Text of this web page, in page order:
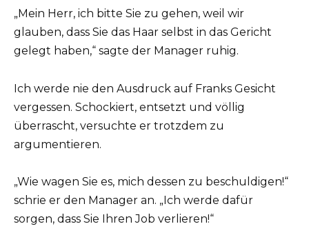
„Mein Herr, ich bitte Sie zu gehen, weil wir
glauben, dass Sie das Haar selbst in das Gericht
gelegt haben,“ sagte der Manager ruhig.
Ich werde nie den Ausdruck auf Franks Gesicht
vergessen. Schockiert, entsetzt und völlig
überrascht, versuchte er trotzdem zu
argumentieren.
„Wie wagen Sie es, mich dessen zu beschuldigen!“
schrie er den Manager an. „Ich werde dafür
sorgen, dass Sie Ihren Job verlieren!“